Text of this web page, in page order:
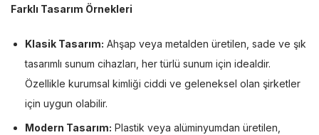
Farklı Tasarım Örnekleri
Klasik Tasarım: Ahşap veya metalden üretilen, sade ve şık
tasarımlı sunum cihazları, her türlü sunum için idealdir.
Özellikle kurumsal kimliği ciddi ve geleneksel olan şirketler
için uygun olabilir.
Modern Tasarım: Plastik veya alüminyumdan üretilen,